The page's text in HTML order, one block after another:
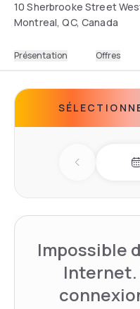
10 Sherbrooke Street
Montreal, QC, Canada
Présentation Offres
Previous
Impossible